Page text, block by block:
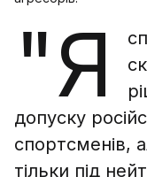
"Я
допуску
спортсменів,
тільки під